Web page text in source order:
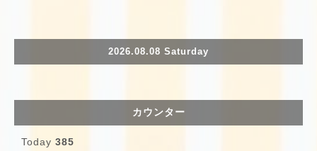
2026.08.08 Saturday
カウンター
Today 385